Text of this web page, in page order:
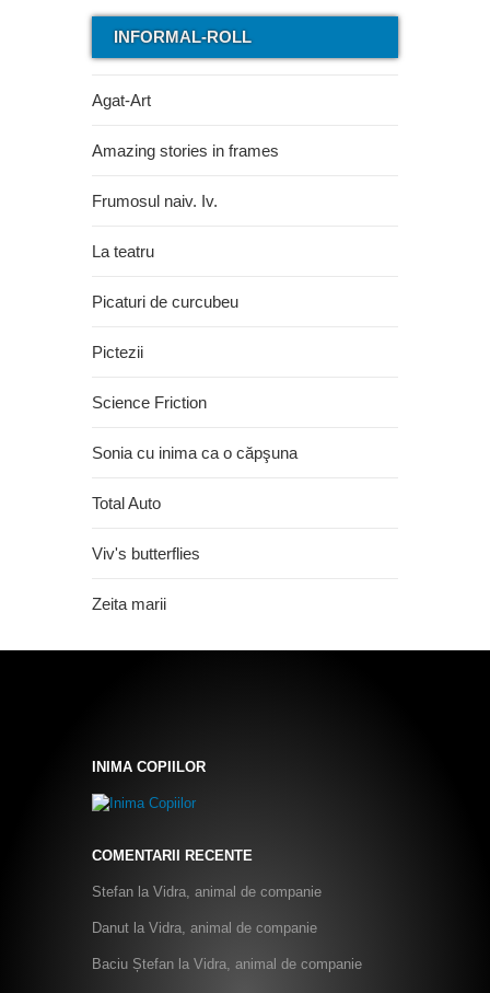
INFORMAL-ROLL
Agat-Art
Amazing stories in frames
Frumosul naiv. Iv.
La teatru
Picaturi de curcubeu
Pictezii
Science Friction
Sonia cu inima ca o căpşuna
Total Auto
Viv's butterflies
Zeita marii
INIMA COPIILOR
COMENTARII RECENTE
Stefan la Vidra, animal de companie
Danut la Vidra, animal de companie
Baciu Ștefan la Vidra, animal de companie